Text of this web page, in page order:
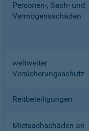
Personen-, Sach- und
Vermögensschäden
weltweiter
Versicherungsschutz
Reitbeteiligungen
Mietsachschäden an